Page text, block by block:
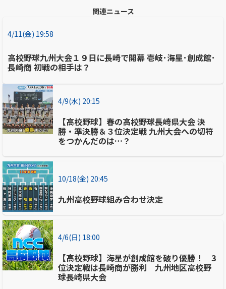
関連ニュース
4/11(金) 19:58
高校野球九州大会１９日に長崎で開幕 壱岐･海星･創成館･
長崎商 初戦の相手は？
4/9(水) 20:15
【高校野球】春の高校野球長崎県大会 決
勝・準決勝＆３位決定戦 九州大会への切符
をつかんだのは…？
10/18(金) 20:45
九州高校野球組み合わせ決定
4/6(日) 18:00
【高校野球】海星が創成館を破り優勝！ 3
位決定戦は長崎商が勝利 九州地区高校野
球長崎県大会